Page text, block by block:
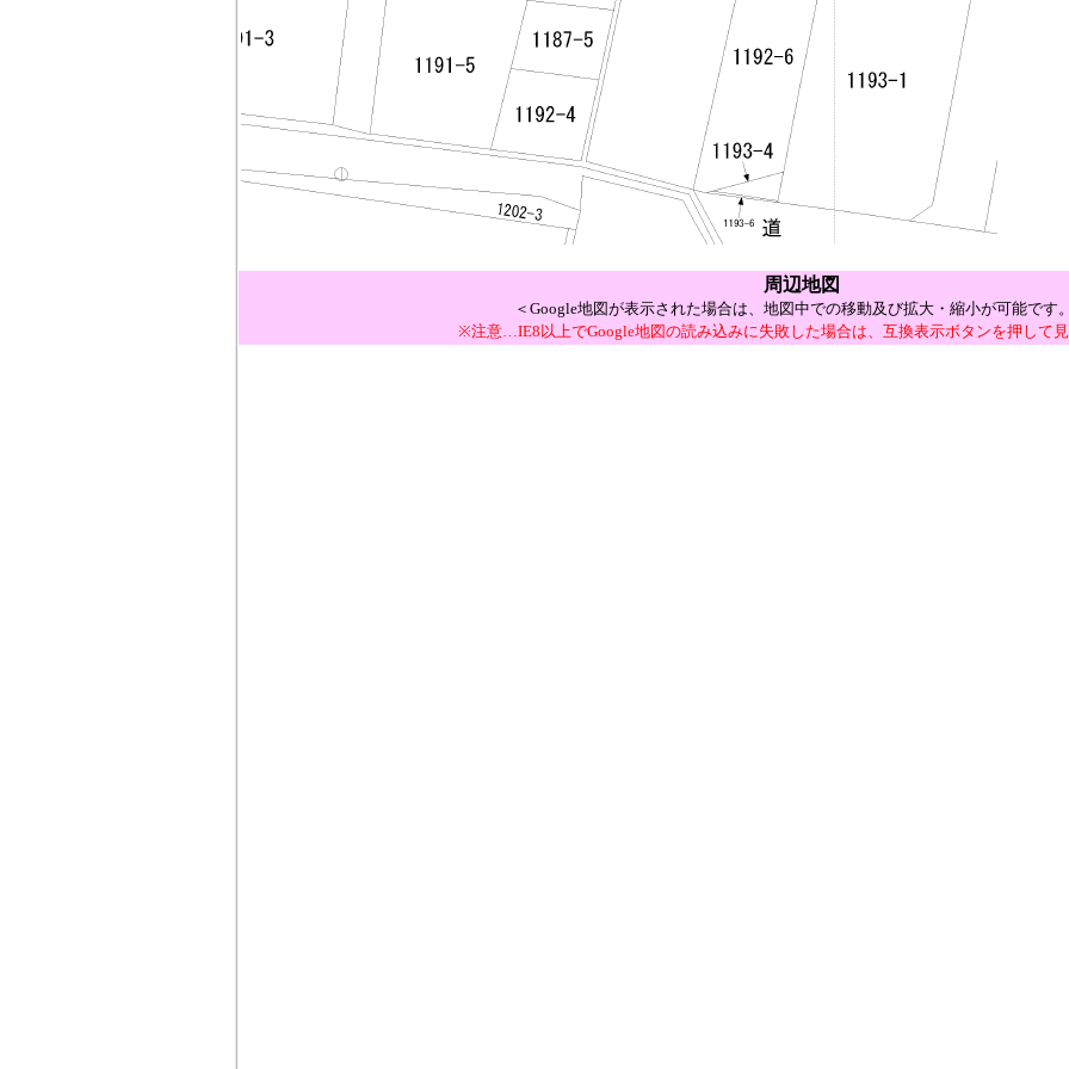
周辺地図
＜Google地図が表示された場合は、地図中での移動及び拡大・縮小が可能です
※注意…IE8以上でGoogle地図の読み込みに失敗した場合は、互換表示ボタンを押して見